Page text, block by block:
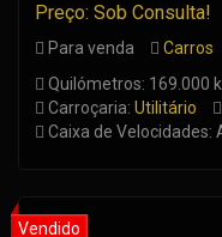
Preço: Sob Consulta!
Para venda
Carros
Quilómetros: 169.000
Carroçaria: Utilitário
Caixa de Velocidades: